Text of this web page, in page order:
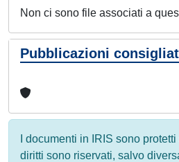
Non ci sono file associati a
Pubblicazioni
I documenti in IRIS sono
diritti sono riservati, salvo